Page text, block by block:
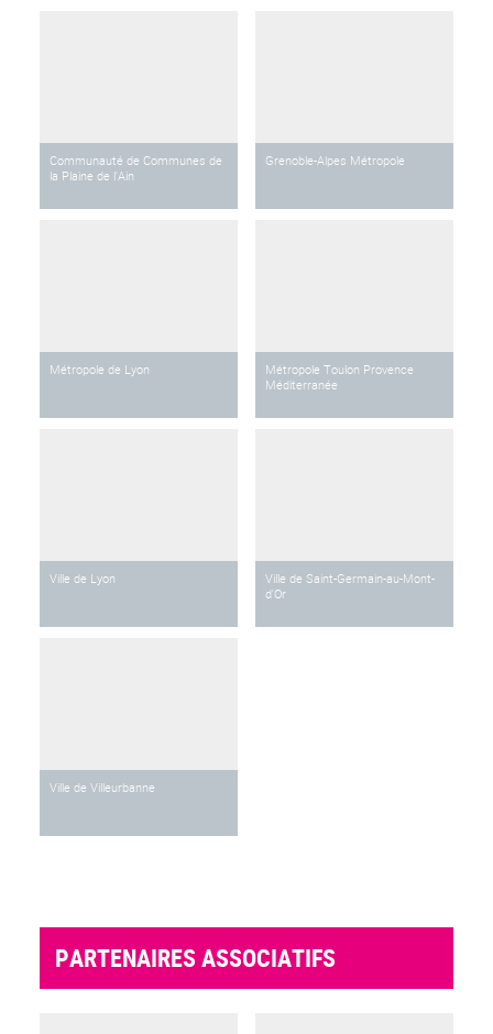
Communauté de Communes de
la Plaine de l'Ain
Grenoble-Alpes Métropole
Métropole de Lyon
Métropole Toulon Provence
Méditerranée
Ville de Lyon
Ville de Saint-Germain-au-Mont-
d'Or
Ville de Villeurbanne
PARTENAIRES ASSOCIATIFS